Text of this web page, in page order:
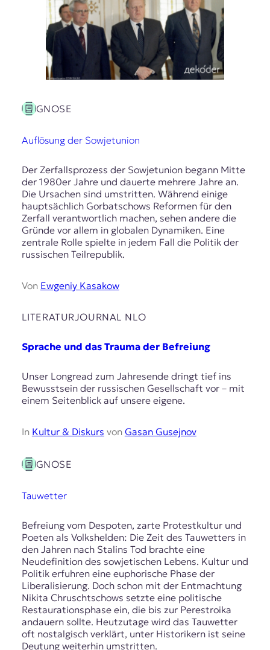
GNOSE
Auflösung der Sowjetunion
Der Zerfallsprozess der Sowjetunion begann Mitte
der 1980er Jahre und dauerte mehrere Jahre an.
Die Ursachen sind umstritten. Während einige
hauptsächlich Gorbatschows Reformen für den
Zerfall verantwortlich machen, sehen andere die
Gründe vor allem in globalen Dynamiken. Eine
zentrale Rolle spielte in jedem Fall die Politik der
russischen Teilrepublik.
Von Ewgeniy Kasakow
LITERATURJOURNAL NLO
Sprache und das Trauma der Befreiung
Unser Longread zum Jahresende dringt tief ins
Bewusstsein der russischen Gesellschaft vor – mit
einem Seitenblick auf unsere eigene.
In Kultur & Diskurs von Gasan Gusejnov
GNOSE
Tauwetter
Befreiung vom Despoten, zarte Protestkultur und
Poeten als Volkshelden: Die Zeit des Tauwetters in
den Jahren nach Stalins Tod brachte eine
Neudefinition des sowjetischen Lebens. Kultur und
Politik erfuhren eine euphorische Phase der
Liberalisierung. Doch schon mit der Entmachtung
Nikita Chruschtschows setzte eine politische
Restaurationsphase ein, die bis zur Perestroika
andauern sollte. Heutzutage wird das Tauwetter
oft nostalgisch verklärt, unter Historikern ist seine
Deutung weiterhin umstritten.